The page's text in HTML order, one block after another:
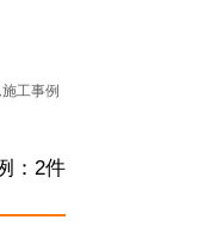
工事例
： 2件